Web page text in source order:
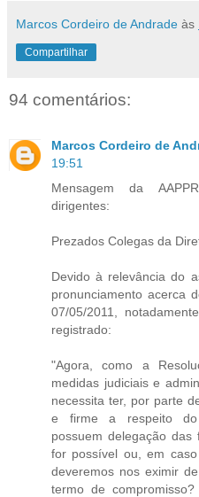
Marcos Cordeiro de Andrade às
Compartilhar
94 comentários:
Marcos Cordeiro de
19:51
Mensagem da
dirigentes:
Prezados Colegas da
Devido à relevância do
pronunciamento acerca
07/05/2011,
registrado:
"Agora, como a
medidas judiciais e
necessita ter, por parte
e firme a respeito do
possuem delegação
for possível ou, em
deveremos nos eximir
termo de